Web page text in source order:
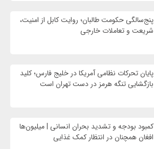
پنج‌سالگی حکومت طالبان؛ روایت کابل از امنیت،
شریعت و تعاملات خارجی
پایان تحرکات نظامی آمریکا در خلیج فارس؛ کلید
بازگشایی تنگه هرمز در دست تهران است
کمبود بودجه و تشدید بحران انسانی | میلیون‌ها
افغان همچنان در انتظار کمک غذایی